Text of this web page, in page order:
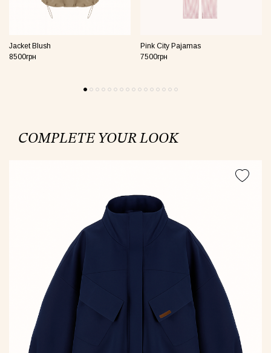
Jacket Blush
8500грн
Pink City Pajamas
7500грн
COMPLETE YOUR LOOK